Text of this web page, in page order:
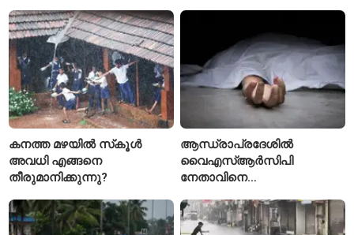
സ്വന്തമാക്കി സ്പാനിഷ്
വമ്പന്മാർ
കൊലപാതകം
കനത്ത മഴയിൽ സ്‌കൂൾ
അവധി എങ്ങനെ
തീരുമാനിക്കുന്നു?
ആന്ധ്രാപ്രദേശിൽ
വൈഎസ്ആർസിപി
നേതാവിനെ
അന്വേഷണം ആരംഭിച്ച്
പൊലീസ്